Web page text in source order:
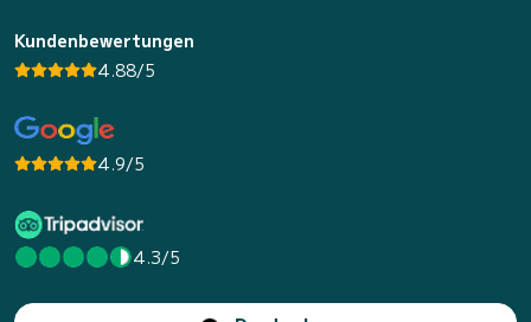
Kundenbewertungen
4.88/5
4.9/5
4.3/5